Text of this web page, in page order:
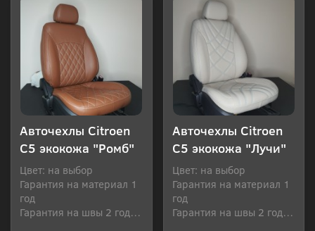
Авточехлы Citroen
C5 экокожа "Ромб"
Цвет: на выбор
Гарантия на материал 1
год
Гарантия на швы 2 года
Авточехлы Citroen
C5 экокожа "Лучи"
Цвет: на выбор
Гарантия на материал 1
год
Гарантия на швы 2 года